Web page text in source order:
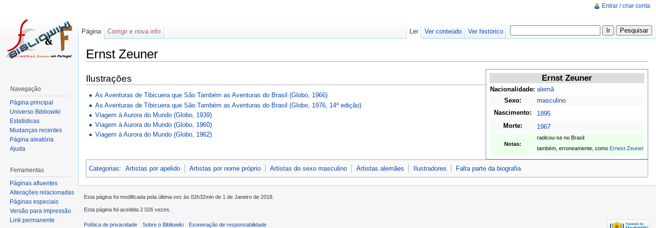
Ernst Zeuner
Ernst Zeuner
Nacionalidade: alemã
Sexo:
masculino
Nascimento:
1895
Morte:
1967
Notas:
radicou-se no Brasil
também, erroneamente, como Ernest Zeuner
Ilustrações
As Aventuras de Tibicuera que São Também as Aventuras do Brasil (Globo, 1966)
As Aventuras de Tibicuera que São Também as Aventuras do Brasil (Globo, 1976, 14ª edição)
Viagem à Aurora do Mundo (Globo, 1939)
Viagem à Aurora do Mundo (Globo, 1960)
Viagem à Aurora do Mundo (Globo, 1962)
Categorias: Artistas por apelido Artistas por nome próprio Artistas do sexo masculino Artistas alemães Ilustradores Falta parte da biografia
Entrar / criar conta
Página Corrigir e nova info Ler Ver conteúdo Ver histórico
Navegação
Página principal
Universo Bibliowiki
Estatísticas
Mudanças recentes
Página aleatória
Ajuda
Ferramentas
Páginas afluentes
Alterações relacionadas
Páginas especiais
Versão para impressão
Link permanente
Esta página foi modificada pela última vez às 02h32min de 1 de Janeiro de 2018.
Esta página foi acedida 2 026 vezes.
Política de privacidade Sobre o Bibliowiki Exoneração de responsabilidade